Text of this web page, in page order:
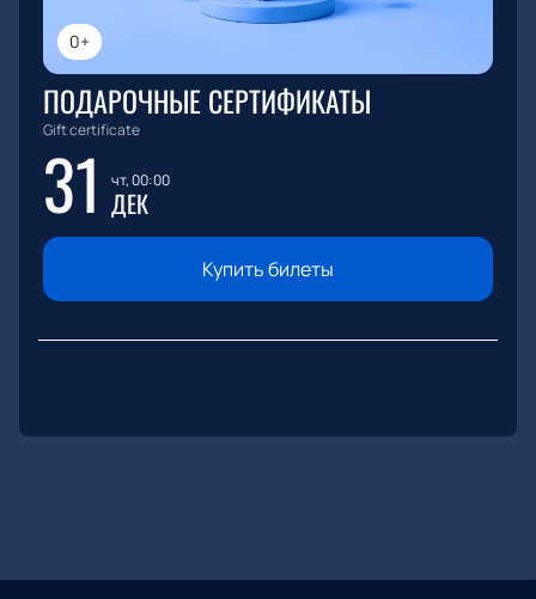
0+
ПОДАРОЧНЫЕ СЕРТИФИКАТЫ
Gift certificate
31 чт, 00:00
ДЕК
Купить билеты